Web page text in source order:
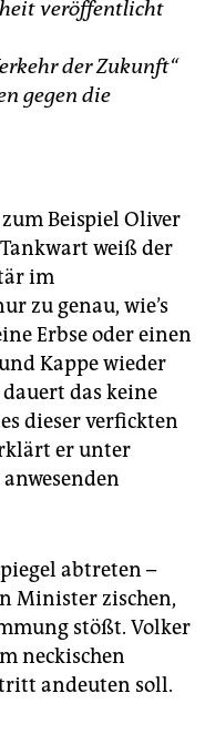
veröffentlicht
der Zukunft“
gegen die
Beispiel Oliver
weiß der
im
zu genau, wie’s
Erbse oder einen
Kappe wieder
dauert das keine
dieser verfickten
er unter
abtreten –
Minister zischen,
stößt. Volker
neckischen
andeuten soll.